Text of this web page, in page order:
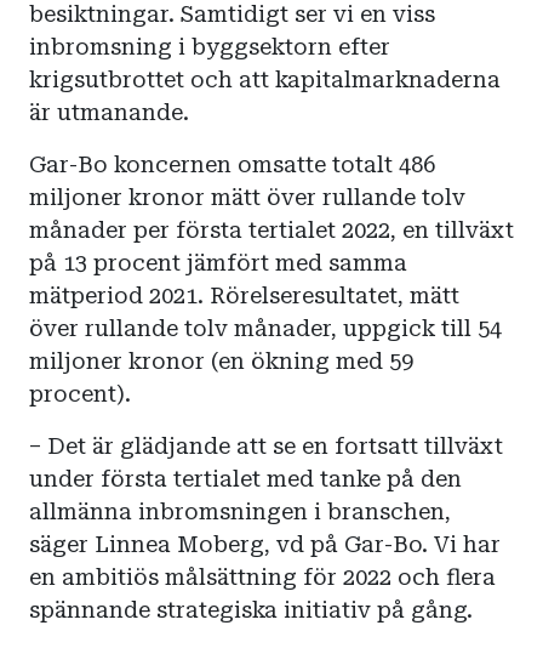
besiktningar. Samtidigt ser vi en viss
inbromsning i byggsektorn efter
krigsutbrottet och att kapitalmarknaderna
är utmanande.
Gar-Bo koncernen omsatte totalt 486
miljoner kronor mätt över rullande tolv
månader per första tertialet 2022, en tillväxt
på 13 procent jämfört med samma
mätperiod 2021. Rörelseresultatet, mätt
över rullande tolv månader, uppgick till 54
miljoner kronor (en ökning med 59
procent).
– Det är glädjande att se en fortsatt tillväxt
under första tertialet med tanke på den
allmänna inbromsningen i branschen,
säger Linnea Moberg, vd på Gar-Bo. Vi har
en ambitiös målsättning för 2022 och flera
spännande strategiska initiativ på gång.